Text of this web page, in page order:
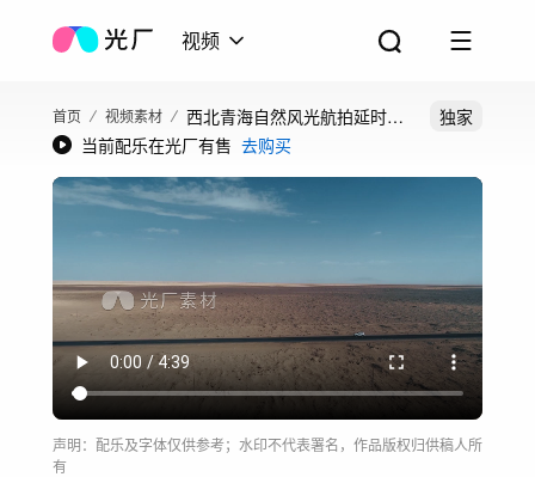
视频
首页 视频素材
西北青海自然风光航拍延时合
集
独家
当前配乐在光厂有售 去购买
声明：配乐及字体仅供参考；水印不代表署名，作品版权归供稿人所
有